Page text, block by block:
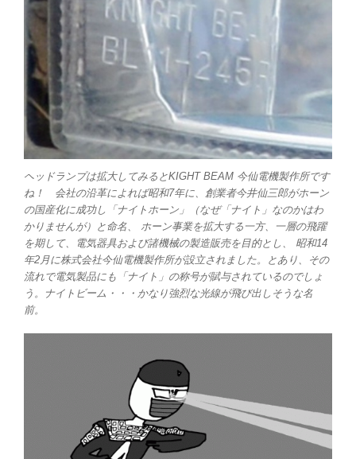
ヘッドランプは拡大してみるとKIGHT BEAM 今仙電機製作所です
ね！ 会社の沿革によれば昭和7年に、創業者今井仙三郎がホーン
の国産化に成功し「ナイトホーン」（なぜ「ナイト」なのかはわ
かりませんが）と命名、 ホーン事業を拡大する一方、一層の飛躍
を期して、電気器具および諸機械の製造販売を目的とし、 昭和14
年2月に株式会社今仙電機製作所が設立されました。とあり、その
流れで電気製品にも「ナイト」の称号が賦与されているのでしょ
う。ナイトビーム・・・かなり強烈な光線が飛び出しそうな名
前。